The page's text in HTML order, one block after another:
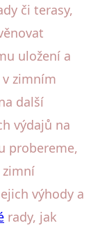
či terasy,
uložení a
v zimním
další
výdajů na
probereme,
výhody a
rady, jak